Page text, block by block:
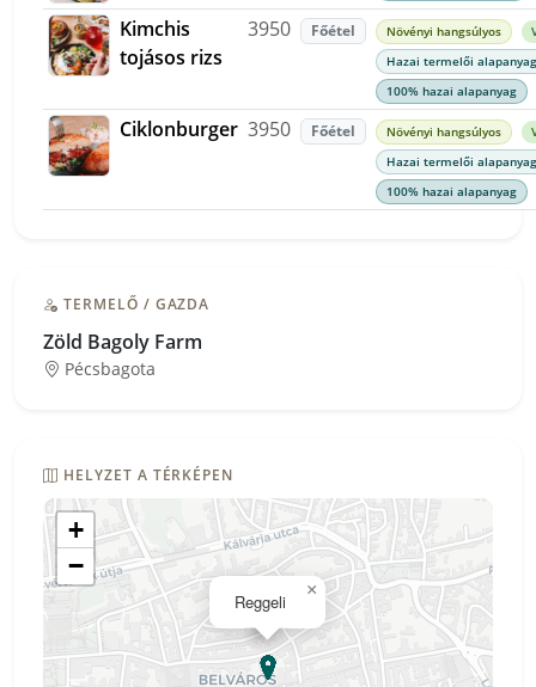
Kimchis
tojásos rizs
3950 Főétel Növényi hangsúlyos
Hazai termelői
100% hazai alapanyag
Ciklonburger 3950 Főétel Növényi hangsúlyos
Hazai termelői
100% hazai alapanyag
TERMELŐ / GAZDA
Zöld Bagoly Farm
Pécsbagota
HELYZET A TÉRKÉPEN
Reggeli
×
+
−